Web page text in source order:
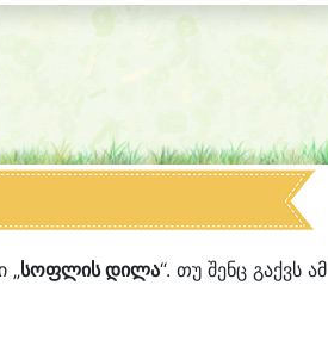
„სოფლის დილა“. თუ შენც გაქვს ამ